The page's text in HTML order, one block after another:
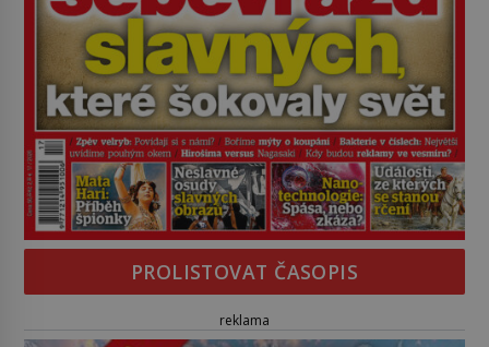
PROLISTOVAT ČASOPIS
reklama